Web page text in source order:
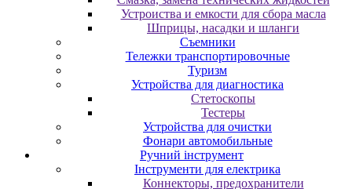
Устроиства и емкости для сбора масла
Шприцы, насадки и шланги
Съемники
Тележки транспортировочные
Туризм
Устройства для диагностика
Стетоскопы
Тестеры
Устройства для очистки
Фонари автомобильные
Ручний інструмент
Інструменти для електрика
Коннекторы, предохранители